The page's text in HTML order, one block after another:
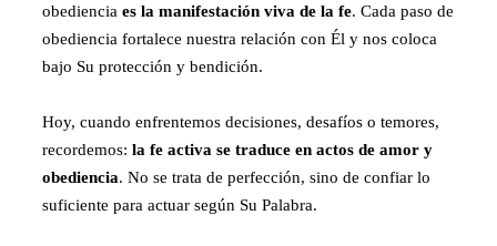
obediencia es la manifestación viva de la fe. Cada paso de
obediencia fortalece nuestra relación con Él y nos coloca
bajo Su protección y bendición.
Hoy, cuando enfrentemos decisiones, desafíos o temores,
recordemos: la fe activa se traduce en actos de amor y
obediencia. No se trata de perfección, sino de confiar lo
suficiente para actuar según Su Palabra.